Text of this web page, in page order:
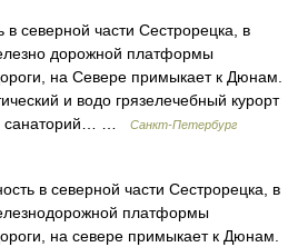
части Сестрорецка, в
дорожной платформы
на Севере примыкает к Дюнам.
и водо грязелечебный курорт
санаторий… …
Санкт-Петербург
в северной части Сестрорецка, в
платформы
на севере примыкает к Дюнам.